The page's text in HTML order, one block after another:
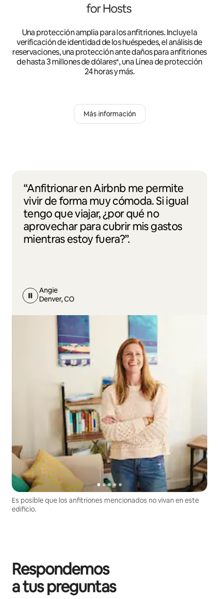
Una protección amplia para los anfitriones. Incluye la
verificación de identidad de los huéspedes, el análisis de
reservaciones, una protección ante daños para anfitriones
de hasta 3 millones de dólares*, una Línea de protección
24 horas y más.
Más información
“Anfitrionar en Airbnb me permite
vivir de forma muy cómoda. Si igual
tengo que viajar, ¿por qué no
aprovechar para cubrir mis gastos
mientras estoy fuera?”.
Angie
Denver, CO
Es posible que los anfitriones mencionados no vivan en este
edificio.
Respondemos
a tus preguntas